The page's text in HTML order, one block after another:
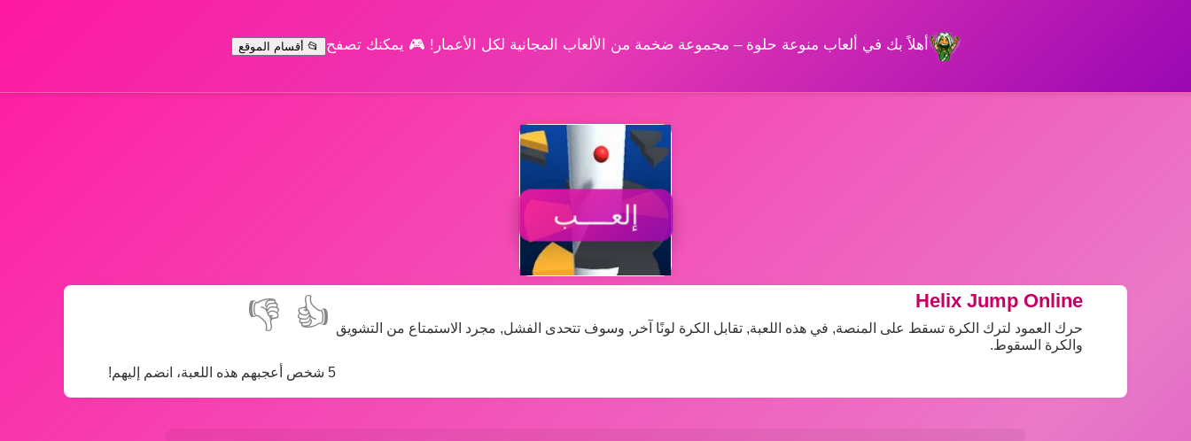
أهلاً بك في ألعاب منوعة حلوة – مجموعة ضخمة من الألعاب المجانية لكل الأعمار! 🎮 يمكنك تصفح 📂 أقسام الموقع
إلعــــب
👍
👎
5 شخص أعجبهم هذه اللعبة، انضم إليهم!
Helix Jump Online
حرك العمود لترك الكرة تسقط على المنصة, في هذه اللعبة, تقابل الكرة لونًا آخر, وسوف تتحدى الفشل, مجرد الاستمتاع من التشويق
والكرة السقوط.